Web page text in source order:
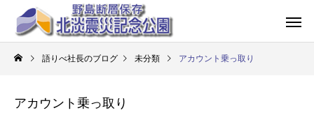
語りべ社長のブログ 未分類 アカウント乗っ取り
アカウント乗っ取り